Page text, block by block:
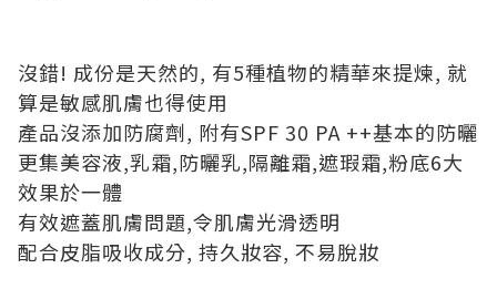
沒錯! 成份是天然的, 有5種植物的精華來提煉, 就
算是敏感肌膚也得使用
產品沒添加防腐劑, 附有SPF 30 PA ++基本的防曬
更集美容液,乳霜,防曬乳,隔離霜,遮瑕霜,粉底6大
效果於一體
有效遮蓋肌膚問題,令肌膚光滑透明
配合皮脂吸收成分, 持久妝容, 不易脫妝